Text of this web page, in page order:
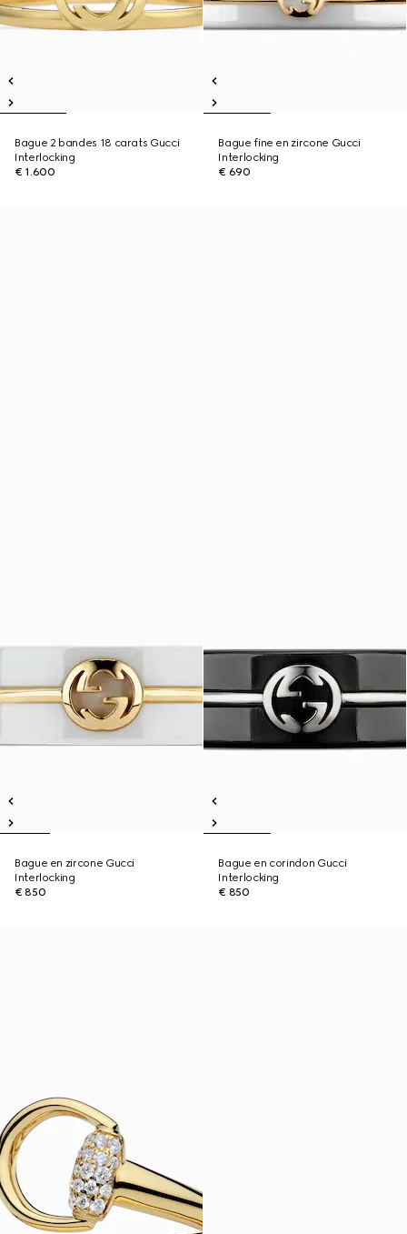
Bague 2 bandes 18 carats Gucci
Interlocking
€ 1.600
Bague fine en zircone Gucci
Interlocking
€ 690
Bague en zircone Gucci
Interlocking
€ 850
Bague en corindon Gucci
Interlocking
€ 850